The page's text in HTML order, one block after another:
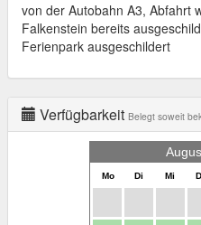
von der Autobahn A3, Abfahrt
Falkenstein bereits
Ferienpark ausgeschildert
Verfügbarkeit Belegt soweit
Mo Di Mi